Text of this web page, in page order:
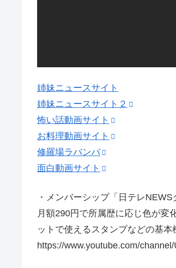
姉妹ニュースサイト
姉妹ニュースサイト２
怖い話動画サイト
お料理動画サイト
修羅場ラバンバ
面白動画サイト
・メンバーシップ「日テレ
月額290円で所属歴に応じ色が変
ットで使えるスタンプなどの基
https://www.youtube.com/